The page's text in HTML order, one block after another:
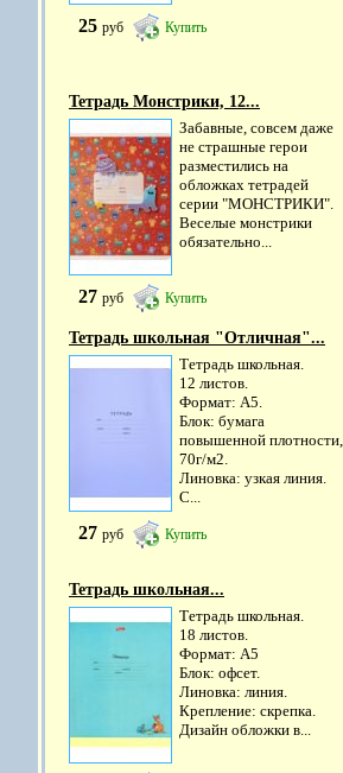
25 руб Купить
Тетрадь Монстрики, 12...
Забавные, совсем даже
не страшные герои
разместились на
обложках тетрадей
серии "МОНСТРИКИ".
Веселые монстрики
обязательно...
27 руб Купить
Тетрадь школьная "Отличная"...
Тетрадь школьная.
12 листов.
Формат: А5.
Блок: бумага
повышенной плотности,
70г/м2.
Линовка: узкая линия.
С...
27 руб Купить
Тетрадь школьная...
Тетрадь школьная.
18 листов.
Формат: А5
Блок: офсет.
Линовка: линия.
Крепление: скрепка.
Дизайн обложки в...